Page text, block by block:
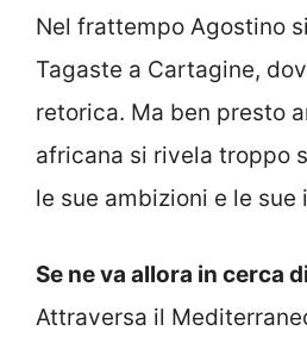
Nel frattempo Agostino
Tagaste a Cartagine,
retorica. Ma ben presto
africana si rivela troppo
le sue ambizioni e le sue
Se ne va allora in cerca
Attraversa il